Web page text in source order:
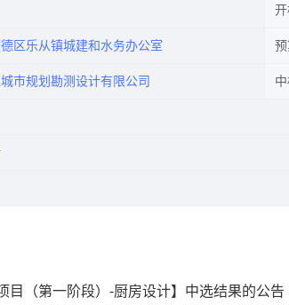
开
区乐从镇城建和水务办公室
市规划勘测设计有限公司
目（第一阶段）-厨房设计】中选结果的公告